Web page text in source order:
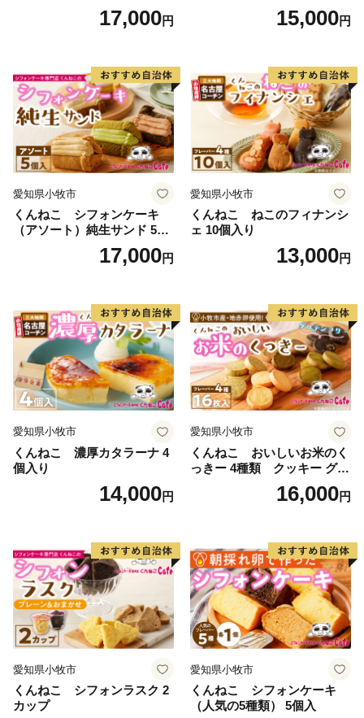
17,000円 15,000円
愛知県小牧市
くんねこ シフォンケーキ
（アソート）純生サンド 5個
17,000円
愛知県小牧市
くんねこ ねこのフィナンシ
ェ 10個入り
13,000円
愛知県小牧市
くんねこ 濃厚カタラーナ 4
個入り
14,000円
愛知県小牧市
くんねこ おいしいお米のく
っきー 4種類 クッキー グル
16,000円
愛知県小牧市
くんねこ シフォンラスク 2
カップ
愛知県小牧市
くんねこ シフォンケーキ
（人気の5種類） 5個入